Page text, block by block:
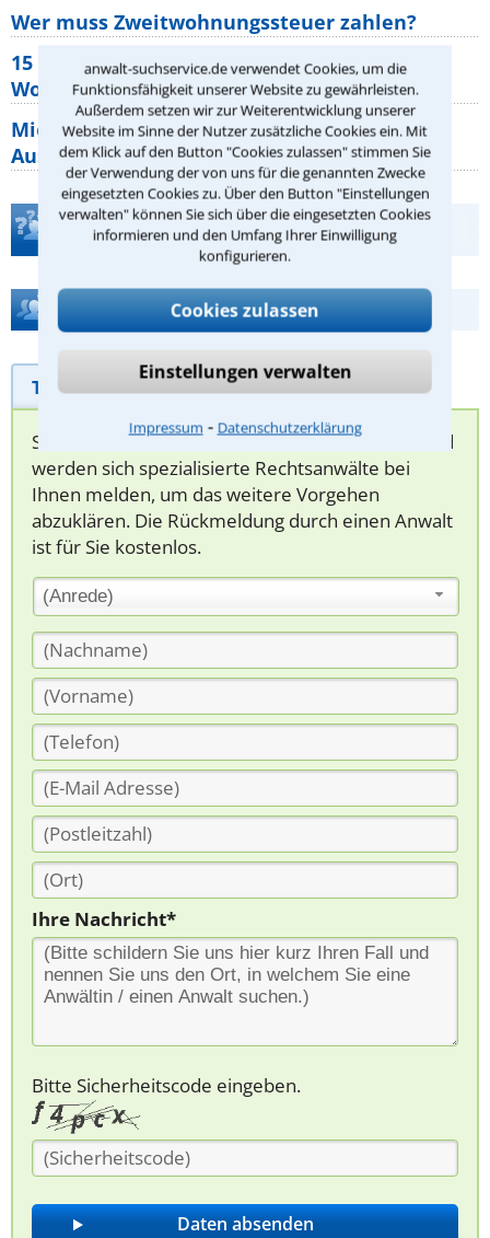
anwalt-suchservice.de verwendet Cookies, um die
Funktionsfähigkeit unserer Website zu gewährleisten.
Außerdem setzen wir zur Weiterentwicklung unserer
Website im Sinne der Nutzer zusätzliche Cookies ein. Mit
dem Klick auf den Button "Cookies zulassen" stimmen Sie
der Verwendung der von uns für die genannten Zwecke
eingesetzten Cookies zu. Über den Button "Einstellungen
verwalten" können Sie sich über die eingesetzten Cookies
informieren und den Umfang Ihrer Einwilligung
konfigurieren.
Cookies zulassen
Einstellungen verwalten
Impressum ⁃ Datenschutzerklärung
Wer muss Zweitwohnungssteuer zahlen?
15 elementare Rechte, die jeder
Wohnungseigentümer kennen sollte
Mietpreisbremse 2026: Alle Regeln,
Ausnahmen und Rechte für Mieter
Teste Dein Rechtswissen
Hilfe bei Ihrer Anwaltsuche?
Telefonhilfe Beratungsanfrage
Sie können hier Ihren Fall schildern. Anschließend
werden sich spezialisierte Rechtsanwälte bei
Ihnen melden, um das weitere Vorgehen
abzuklären. Die Rückmeldung durch einen Anwalt
ist für Sie kostenlos.
(Anrede)
Ihre Nachricht*
Bitte Sicherheitscode eingeben.